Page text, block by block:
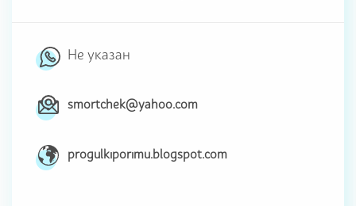
Не указан
smortchek@yahoo.com
progulkiporimu.blogspot.com